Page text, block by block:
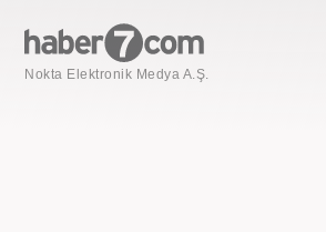
Nokta Elektronik Medya A.Ş.